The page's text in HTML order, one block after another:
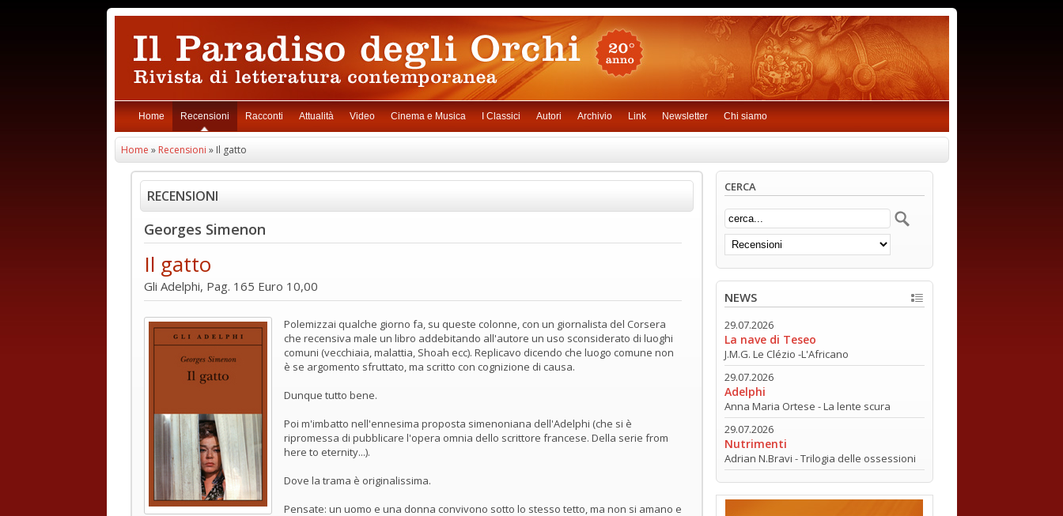
Home Recensioni Racconti Attualità Video Cinema e Musica I Classici Autori Archivio Link Newsletter Chi siamo
Home »Recensioni » Il gatto
RECENSIONI
Georges Simenon
Il gatto
Gli Adelphi, Pag. 165 Euro 10,00
Polemizzai qualche giorno fa, su queste colonne, con un giornalista del Corsera
che recensiva male un libro addebitando all'autore un uso sconsiderato di luoghi
comuni (vecchiaia, malattia, Shoah ecc). Replicavo dicendo che luogo comune non
è se argomento sfruttato, ma scritto con cognizione di causa.
Dunque tutto bene.
Poi m'imbatto nell'ennesima proposta simenoniana dell'Adelphi (che si è
ripromessa di pubblicare l'opera omnia dello scrittore francese. Della serie from
here to eternity...).
Dove la trama è originalissima.
Pensate: un uomo e una donna convivono sotto lo stesso tetto, ma non si amano e
CERCA
NEWS
29.07.2026
La nave di Teseo
J.M.G. Le Clézio -L'Africano
29.07.2026
Adelphi
Anna Maria Ortese - La lente scura
29.07.2026
Nutrimenti
Adrian N.Bravi - Trilogia delle ossessioni